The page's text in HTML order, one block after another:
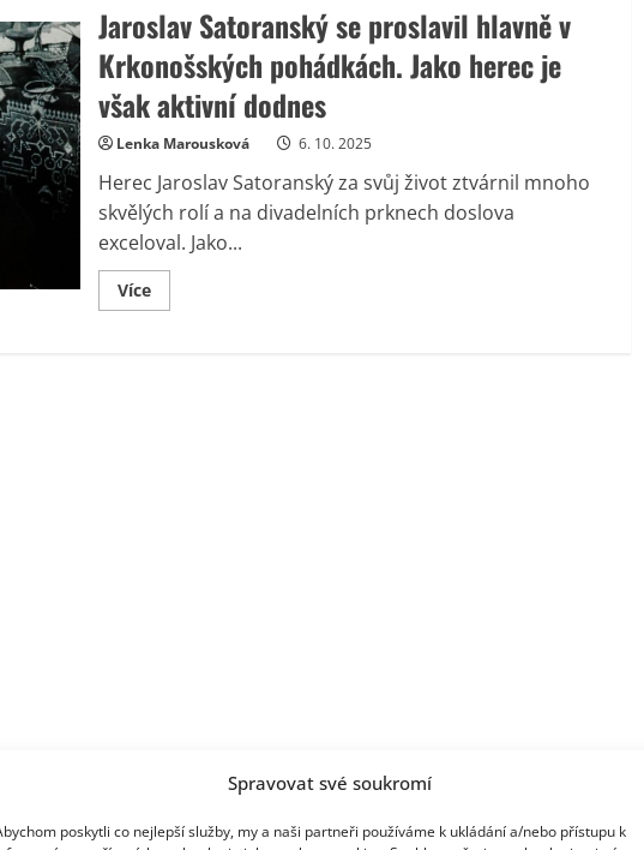
Spravovat své soukromí
poskytli co nejlepší služby, my a naši partneři používáme k ukládání a/nebo přístupu k
Jaroslav Satoranský se proslavil hlavně v
Krkonošských pohádkách. Jako herec je
však aktivní dodnes
Lenka Marousková 6. 10. 2025
Herec Jaroslav Satoranský za svůj život ztvárnil mnoho
skvělých rolí a na divadelních prknech doslova
exceloval. Jako...
VíceRead
more